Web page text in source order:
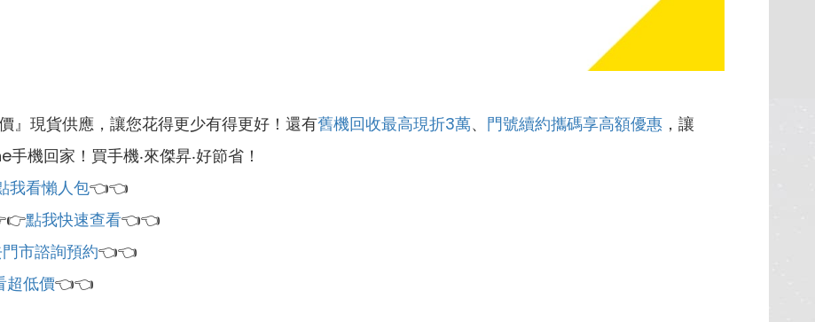
價』現貨供應，讓您花得更少有得更好！還有舊機回收最高現折3萬、 門號續約攜碼享高額優惠 ，讓
機回家！買手機‧來傑昇‧好節省！
我看懶人包👈👈
點我快速查看👈👈
市諮詢預約👈👈
超低價👈👈